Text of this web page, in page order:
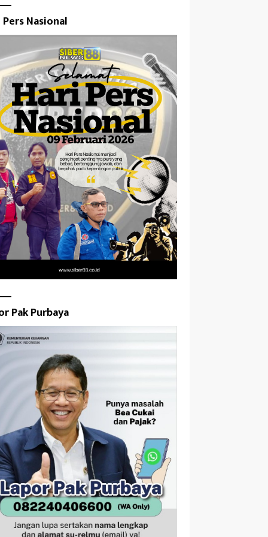
Nasional
Pak Purbaya